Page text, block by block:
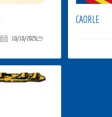
10/10/2025
CAORLE